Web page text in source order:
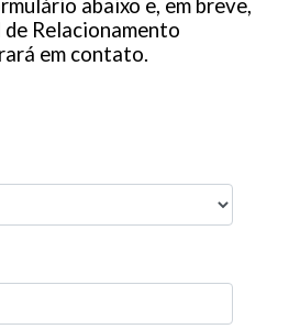
abaixo e, em breve,
Relacionamento
em contato.